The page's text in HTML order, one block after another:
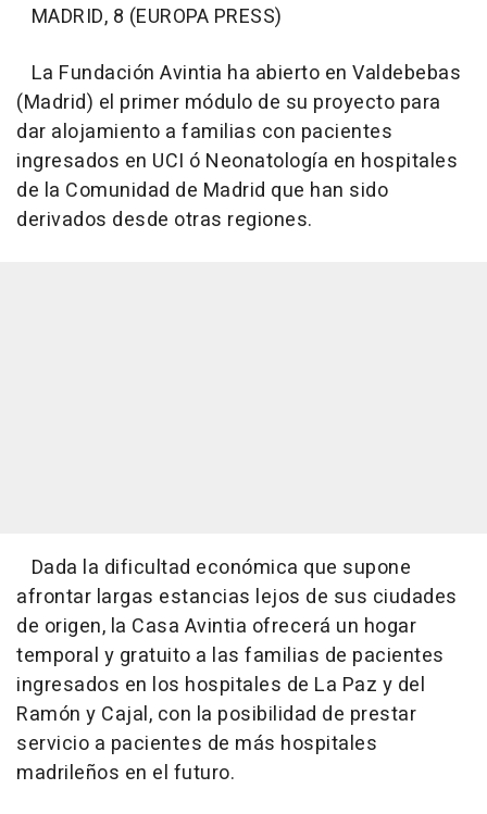
MADRID, 8 (EUROPA PRESS)
La Fundación Avintia ha abierto en Valdebebas
(Madrid) el primer módulo de su proyecto para
dar alojamiento a familias con pacientes
ingresados en UCI ó Neonatología en hospitales
de la Comunidad de Madrid que han sido
derivados desde otras regiones.
Dada la dificultad económica que supone
afrontar largas estancias lejos de sus ciudades
de origen, la Casa Avintia ofrecerá un hogar
temporal y gratuito a las familias de pacientes
ingresados en los hospitales de La Paz y del
Ramón y Cajal, con la posibilidad de prestar
servicio a pacientes de más hospitales
madrileños en el futuro.